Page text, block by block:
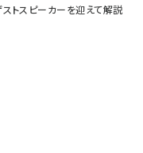
トスピーカーを迎えて解説